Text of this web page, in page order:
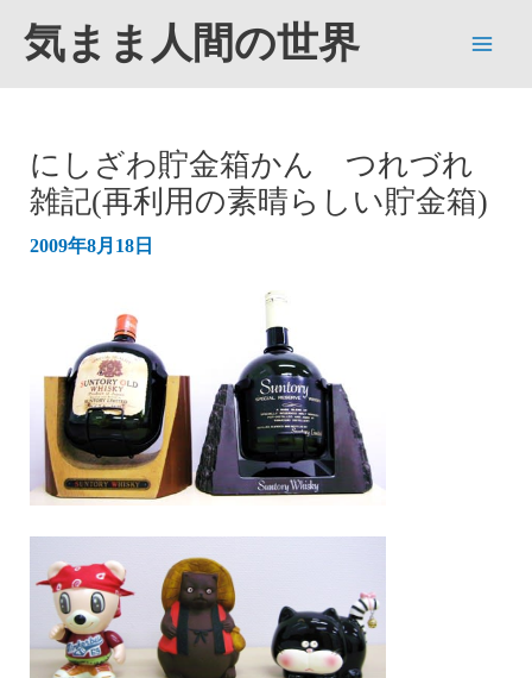
気まま人間の世界
にしざわ貯金箱かん つれづれ
雑記(再利用の素晴らしい貯金箱)
2009年8月18日